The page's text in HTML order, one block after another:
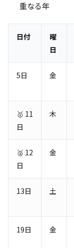
重なる年
日付
曜
日
5日 金
🥇 11
日
木
🥈 12
日
金
13日 土
19日 金